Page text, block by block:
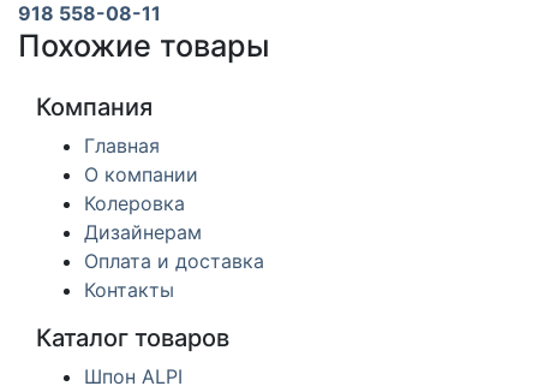
918 558-08-11
Похожие товары
Компания
Главная
О компании
Колеровка
Дизайнерам
Оплата и доставка
Контакты
Каталог товаров
Шпон ALPI